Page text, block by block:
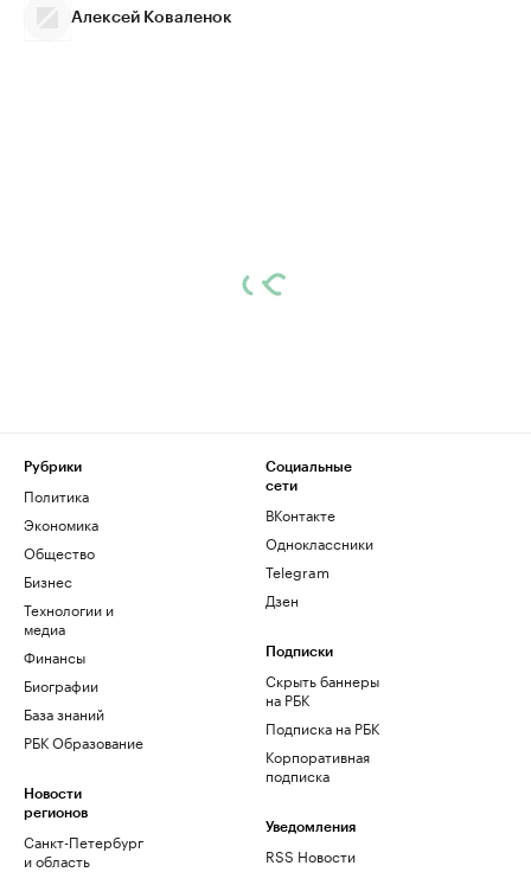
Алексей Коваленок
Рубрики
Политика
Экономика
Общество
Бизнес
Технологии и
медиа
Финансы
Биографии
База знаний
РБК Образование
Новости
регионов
Санкт-Петербург
и область
Социальные
сети
ВКонтакте
Одноклассники
Telegram
Дзен
Подписки
Скрыть баннеры
на РБК
Подписка на РБК
Корпоративная
подписка
Уведомления
RSS Новости